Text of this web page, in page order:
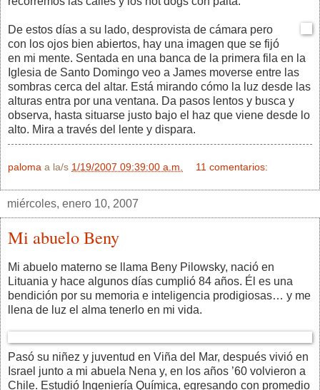
De estos días a su lado, desprovista de cámara pero
con los ojos bien abiertos, hay una imagen que se fijó
en mi mente. Sentada en una banca de la primera fila en la
Iglesia de Santo Domingo veo a James moverse entre las
sombras cerca del altar. Está mirando cómo la luz desde las
alturas entra por una ventana. Da pasos lentos y busca y
observa, hasta situarse justo bajo el haz que viene desde lo
alto. Mira a través del lente y dispara.
paloma a la/s 1/19/2007 09:39:00 a.m. 11 comentarios:
miércoles, enero 10, 2007
Mi abuelo Beny
Mi abuelo materno se llama Beny Pilowsky, nació en
Lituania y hace algunos días cumplió 84 años. Él es una
bendición por su memoria e inteligencia prodigiosas… y me
llena de luz el alma tenerlo en mi vida.
Pasó su niñez y juventud en Viña del Mar, después vivió en
Israel junto a mi abuela Nena y, en los años ’60 volvieron a
Chile. Estudió Ingeniería Química, egresando con promedio